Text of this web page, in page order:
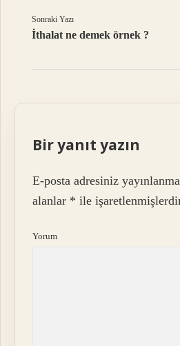
Sonraki Yazı
İthalat ne demek örnek ?
Bir yanıt yazın
E-posta adresiniz
alanlar * ile
Yorum